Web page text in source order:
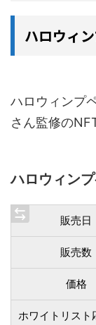
ハロウィ
ハロウィンプ
さん監修の
ハロウィン
販売日
販売数
価格
ホワイトリスト